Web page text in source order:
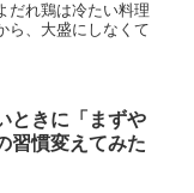
だれ鶏は冷たい料理
ら、大盛にしなくて
ときに「まずや
慣変えてみた